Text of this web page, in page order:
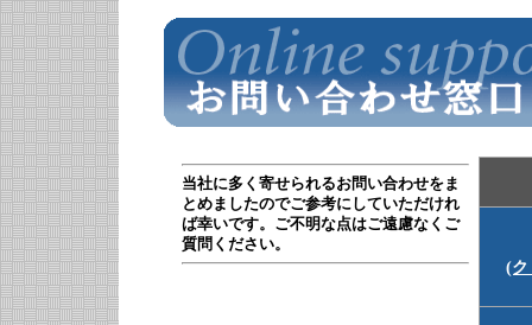
当社に多く寄せられるお問い合わせをま
とめましたのでご参考にしていただけれ
ば幸いです。ご不明な点はご遠慮なくご
質問ください。
(ク